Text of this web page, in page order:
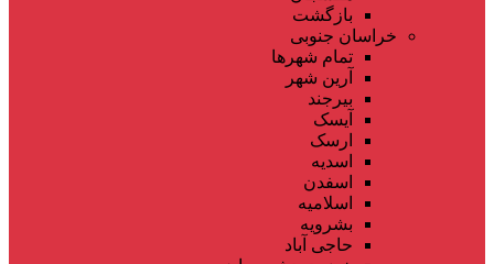
بازگشت
خراسان جنوبی
تمام شهر‌ها
آرین شهر
بیرجند
آیسک
ارسک
اسدیه
اسفدن
اسلامیه
بشرویه
حاجی آباد